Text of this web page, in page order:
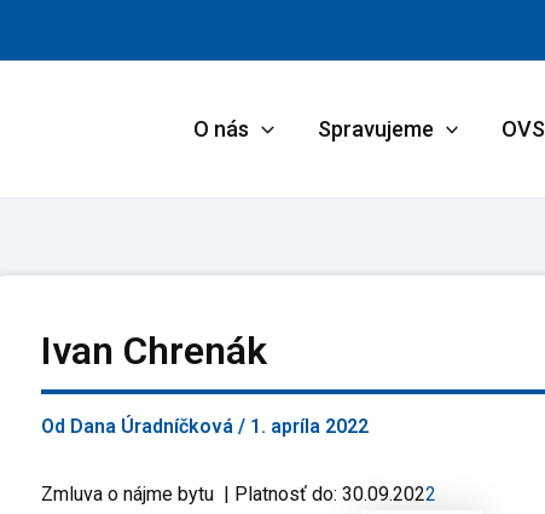
O nás Spravujeme OVS
Ivan Chrenák
Od Dana Úradníčková / 1. apríla 2022
Zmluva o nájme bytu | Platnosť do: 30.09.2022